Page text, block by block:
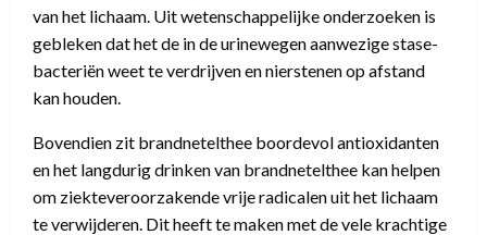
van het lichaam. Uit wetenschappelijke onderzoeken is
gebleken dat het de in de urinewegen aanwezige stase-
bacteriën weet te verdrijven en nierstenen op afstand
kan houden.
Bovendien zit brandnetelthee boordevol antioxidanten
en het langdurig drinken van brandnetelthee kan helpen
om ziekteveroorzakende vrije radicalen uit het lichaam
te verwijderen. Dit heeft te maken met de vele krachtige